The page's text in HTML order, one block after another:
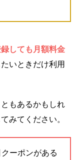
しても月額料金
いときだけ利用
もあるかもしれ
みてください。
ーポンがある